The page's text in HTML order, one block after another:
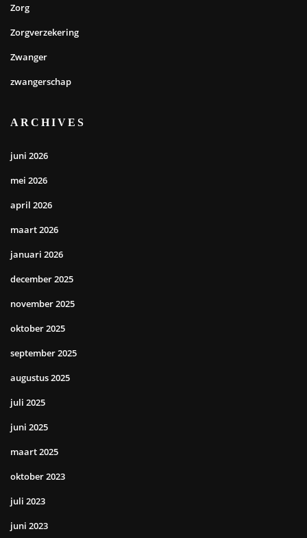
Zorg
Zorgverzekering
Zwanger
zwangerschap
ARCHIVES
juni 2026
mei 2026
april 2026
maart 2026
januari 2026
december 2025
november 2025
oktober 2025
september 2025
augustus 2025
juli 2025
juni 2025
maart 2025
oktober 2023
juli 2023
juni 2023